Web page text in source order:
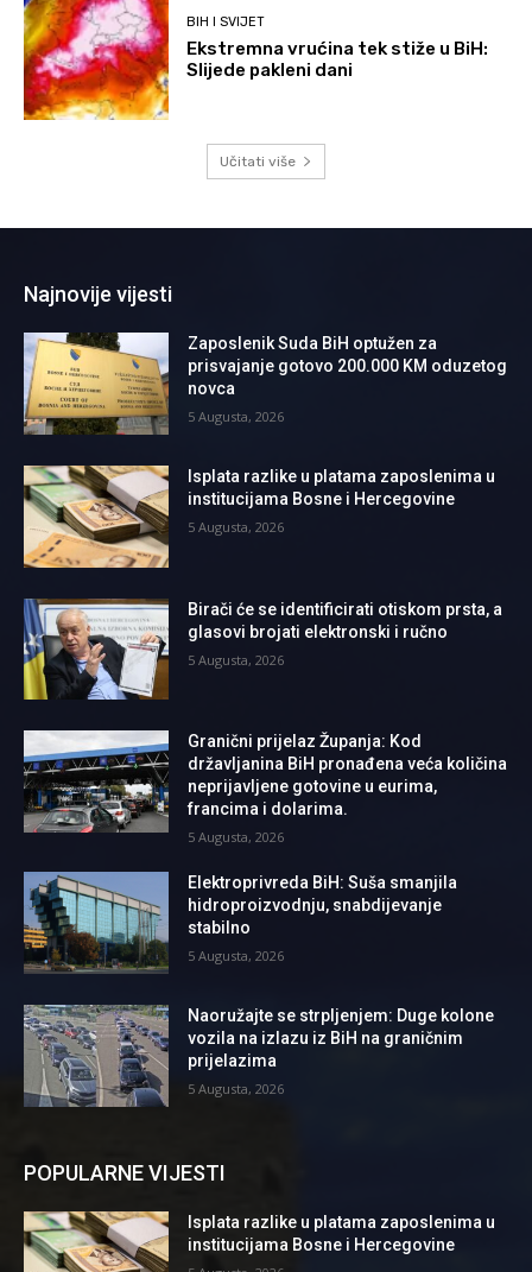
BIH I SVIJET
Ekstremna vrućina tek stiže u BiH:
Slijede pakleni dani
Učitati više
Najnovije vijesti
Zaposlenik Suda BiH optužen za
prisvajanje gotovo 200.000 KM oduzetog
novca
5 Augusta, 2026
Isplata razlike u platama zaposlenima u
institucijama Bosne i Hercegovine
5 Augusta, 2026
Birači će se identificirati otiskom prsta, a
glasovi brojati elektronski i ručno
5 Augusta, 2026
Granični prijelaz Županja: Kod
državljanina BiH pronađena veća količina
neprijavljene gotovine u eurima,
francima i dolarima.
5 Augusta, 2026
Elektroprivreda BiH: Suša smanjila
hidroproizvodnju, snabdijevanje
stabilno
5 Augusta, 2026
Naoružajte se strpljenjem: Duge kolone
vozila na izlazu iz BiH na graničnim
prijelazima
5 Augusta, 2026
POPULARNE VIJESTI
Isplata razlike u platama zaposlenima u
institucijama Bosne i Hercegovine